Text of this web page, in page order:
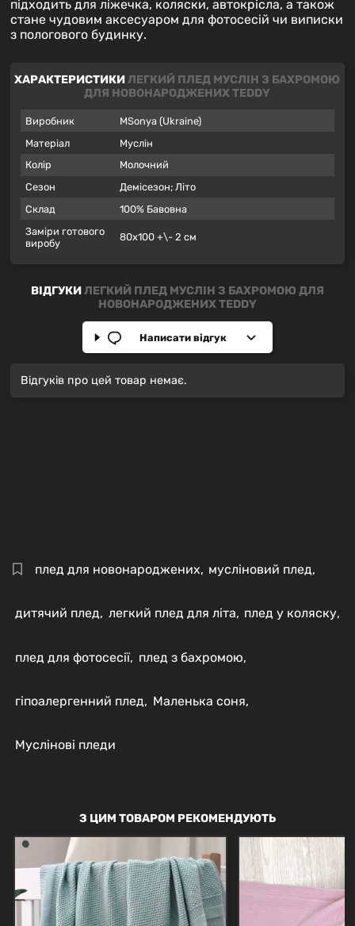
підходить для ліжечка, коляски, автокрісла, а також
стане чудовим аксесуаром для фотосесій чи виписки
з пологового будинку.
ХАРАКТЕРИСТИКИЛЕГКИЙ ПЛЕД МУСЛІН З БАХРОМОЮ
ДЛЯ НОВОНАРОДЖЕНИХ TEDDY
Виробник
MSonya (Ukraine)
Матеріал
Муслін
Колір
Молочний
Сезон
Демісезон; Літо
Склад
100% Бавовна
Заміри готового
виробу
80х100 +\- 2 см
ВІДГУКИЛЕГКИЙ ПЛЕД МУСЛІН З БАХРОМОЮ ДЛЯ
НОВОНАРОДЖЕНИХ TEDDY
Написати відгук
Відгуків про цей товар немає.
плед для новонароджених, мусліновий плед,
дитячий плед, легкий плед для літа, плед у коляску,
плед для фотосесії, плед з бахромою,
гіпоалергенний плед, Маленька соня,
Муслінові пледи
З ЦИМ ТОВАРОМ РЕКОМЕНДУЮТЬ